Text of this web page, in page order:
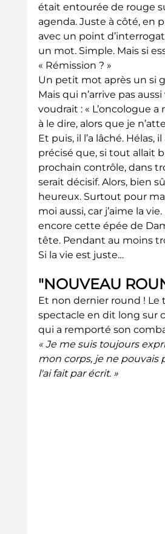
était entourée de rouge
agenda. Juste à côté, en
avec un point
un mot. Simple. Mais si
« Rémission ? »
Un petit mot après un si
Mais qui n’arrive pas aussi
voudrait : « L’oncologue
à le dire, alors que je
Et puis, il l’a lâché. Hélas,
précisé que, si tout allait
prochain contrôle, dans
serait décisif. Alors, bien
heureux. Surtout pour
moi aussi, car j’aime la vie.
encore cette épée de
tête. Pendant au moins
Si la vie est juste…
"NOUVEAU
Et non dernier round ! Le
spectacle en dit long sur
qui a remporté son
« Je me suis toujours
mon corps, je ne pouvais
l'ai fait par écrit. »